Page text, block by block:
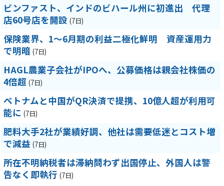
ビンファスト、インドのビハール州に初進出 代理
店60号店を開設 (7日)
保険業界、1～6月期の利益二極化鮮明 資産運用力
で明暗 (7日)
HAGL農業子会社がIPOへ、公募価格は親会社株価の
4倍超 (7日)
ベトナムと中国がQR決済で提携、10億人超が利用可
能に (7日)
肥料大手2社が業績好調、他社は需要低迷とコスト増
で減益 (7日)
所在不明納税者は滞納問わず出国停止、外国人は警
告なく即執行 (7日)